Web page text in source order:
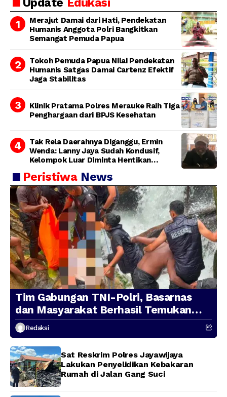
Bertanggung Jawab
Update Edukasi
Merajut Damai dari Hati, Pendekatan
Humanis Anggota Polri Bangkitkan
Semangat Pemuda Papua
Tokoh Pemuda Papua Nilai Pendekatan
Humanis Satgas Damai Cartenz Efektif
Jaga Stabilitas
Klinik Pratama Polres Merauke Raih Tiga
Penghargaan dari BPJS Kesehatan
Tak Rela Daerahnya Diganggu, Ermin
Wenda: Lanny Jaya Sudah Kondusif,
Kelompok Luar Diminta Hentikan
Peristiwa News
Tim Gabungan TNI-Polri, Basarnas
dan Masyarakat Berhasil Temukan
Presenter TVRI Papua Barat yang
Hilang di Sungai Memti
Redaksi
Sat Reskrim Polres Jayawijaya
Lakukan Penyelidikan Kebakaran
Rumah di Jalan Gang Suci